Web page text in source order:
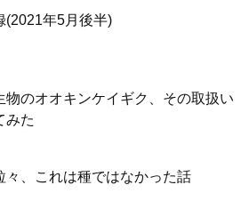
(2021年5月後半)
物のオオキンケイギク、その取扱い
みた
々、これは種ではなかった話